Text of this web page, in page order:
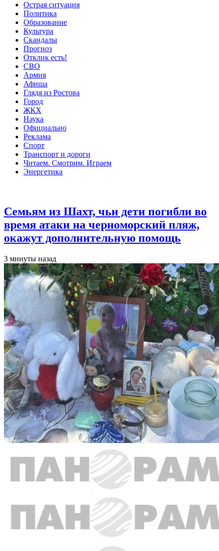
Острая ситуация
Политика
Образование
Культура
Скандалы
Прогноз
Отклик есть!
СВО
Армия
Афиша
Глядя из Ростова
Город
ЖКХ
Наука
Официально
Реклама
Спорт
Транспорт и дороги
Читаем. Смотрим. Играем
Энергетика
Семьям из Шахт, чьи дети погибли во
время атаки на черноморский пляж,
окажут дополнительную помощь
3 минуты назад